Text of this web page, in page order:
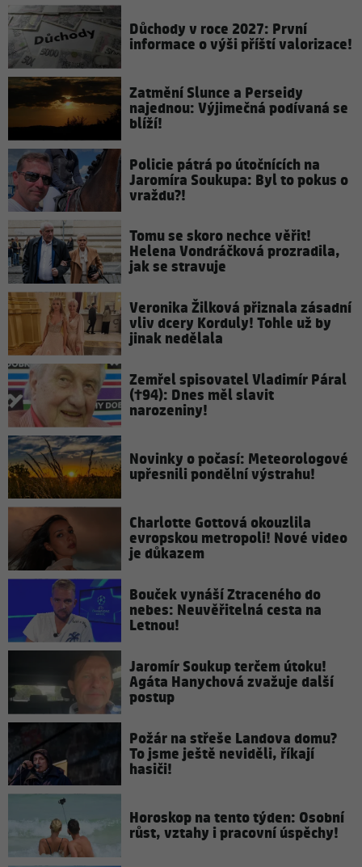
Důchody v roce 2027: První
informace o výši příští valorizace!
Zatmění Slunce a Perseidy
najednou: Výjimečná podívaná se
blíží!
Policie pátrá po útočnících na
Jaromíra Soukupa: Byl to pokus o
vraždu?!
Tomu se skoro nechce věřit!
Helena Vondráčková prozradila,
jak se stravuje
Veronika Žilková přiznala zásadní
vliv dcery Korduly! Tohle už by
jinak nedělala
Zemřel spisovatel Vladimír Páral
(†94): Dnes měl slavit
narozeniny!
Novinky o počasí: Meteorologové
upřesnili pondělní výstrahu!
Charlotte Gottová okouzlila
evropskou metropoli! Nové video
je důkazem
Bouček vynáší Ztraceného do
nebes: Neuvěřitelná cesta na
Letnou!
Jaromír Soukup terčem útoku!
Agáta Hanychová zvažuje další
postup
Požár na střeše Landova domu?
To jsme ještě neviděli, říkají
hasiči!
Horoskop na tento týden: Osobní
růst, vztahy i pracovní úspěchy!